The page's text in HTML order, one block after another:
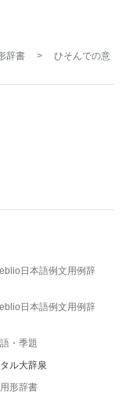
辞書 > ひそんでの意
日本語例文用例辞
日本語例文用例辞
・季題
ル大辞泉
形辞書